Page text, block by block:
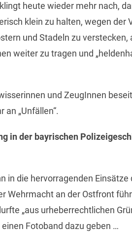
heute wieder mehr nach,
klein zu halten, wegen der
und Stadeln zu verstecken,
weiter zu tragen und
und ZeugInnen
an „Unfällen“.
in der bayrischen
in die hervorragenden
Wehrmacht an der Ostfront
„aus urheberrechtlichen
Fotoband dazu geben …